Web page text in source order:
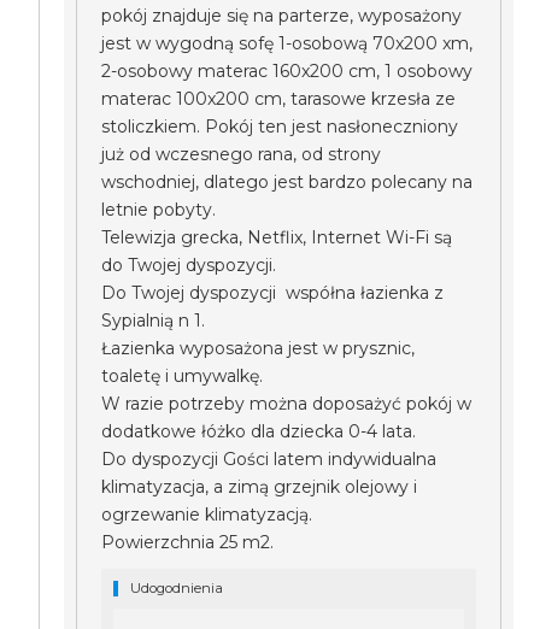
pokój znajduje się na parterze, wyposażony
jest w wygodną sofę 1-osobową 70x200 xm,
2-osobowy materac 160x200 cm, 1 osobowy
materac 100x200 cm, tarasowe krzesła ze
stoliczkiem. Pokój ten jest nasłoneczniony
już od wczesnego rana, od strony
wschodniej, dlatego jest bardzo polecany na
letnie pobyty.
Telewizja grecka, Netflix, Internet Wi-Fi są
do Twojej dyspozycji.
Do Twojej dyspozycji współna łazienka z
Sypialnią n 1.
Łazienka wyposażona jest w prysznic,
toaletę i umywalkę.
W razie potrzeby można doposażyć pokój w
dodatkowe łóżko dla dziecka 0-4 lata.
Do dyspozycji Gości latem indywidualna
klimatyzacja, a zimą grzejnik olejowy i
ogrzewanie klimatyzacją.
Powierzchnia 25 m2.
Udogodnienia